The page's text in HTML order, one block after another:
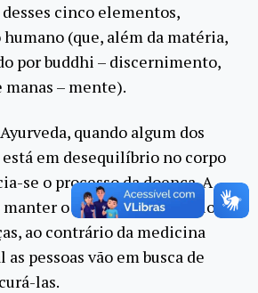
cinco elementos,
(que, além da matéria,
por buddhi – discernimento,
manas – mente).
quando algum dos
em desequilíbrio no corpo
se o processo da doença. A
o corpo em equilíbrio
ao contrário da medicina
pessoas vão em busca de
las.